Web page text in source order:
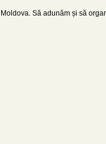
Să adunăm și să